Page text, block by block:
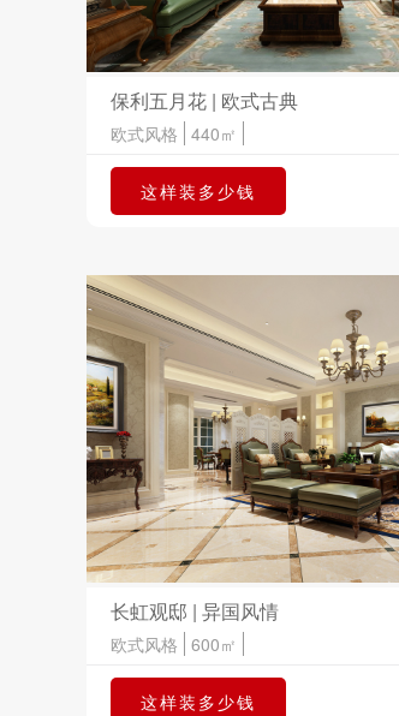
保利五月花 | 欧式古典
欧式风格 440㎡
这样装多少钱
长虹观邸 | 异国风情
欧式风格 600㎡
这样装多少钱